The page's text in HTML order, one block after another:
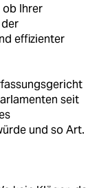
ob Ihrer
effizienter
seit
und so Art.